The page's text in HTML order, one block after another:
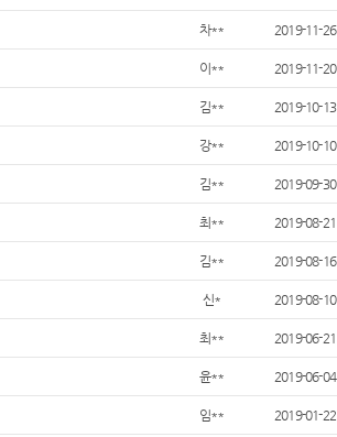
차** 2019-11-26
이** 2019-11-20
김** 2019-10-13
강** 2019-10-10
김** 2019-09-30
최** 2019-08-21
김** 2019-08-16
신* 2019-08-10
최** 2019-06-21
윤** 2019-06-04
임** 2019-01-22